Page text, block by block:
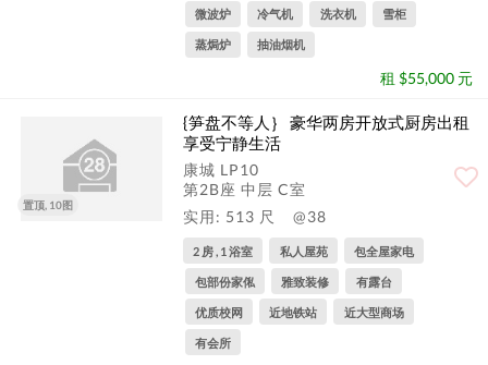
微波炉 冷气机 洗衣机 雪柜
蒸焗炉 抽油烟机
租 $55,000 元
置顶, 10图
{笋盘不等人｝ 豪华两房开放式厨房出租
享受宁静生活
康城 LP10
第2B座 中层 C室
实用: 513 尺
@38
2 房 , 1 浴室 私人屋苑 包全屋家电
包部份家俬 雅致装修 有露台
优质校网 近地铁站 近大型商场
有会所